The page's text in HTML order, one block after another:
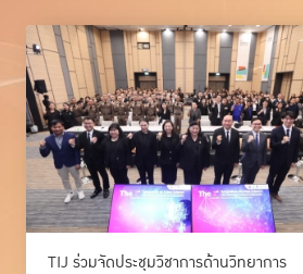
TIJ ร่วมจัดประชุมวิชาการด้านวิทยาการ